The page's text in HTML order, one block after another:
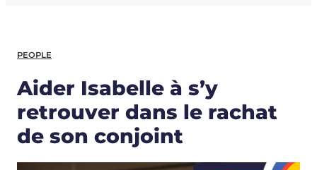
PEOPLE
Aider Isabelle à s’y
retrouver dans le rachat
de son conjoint